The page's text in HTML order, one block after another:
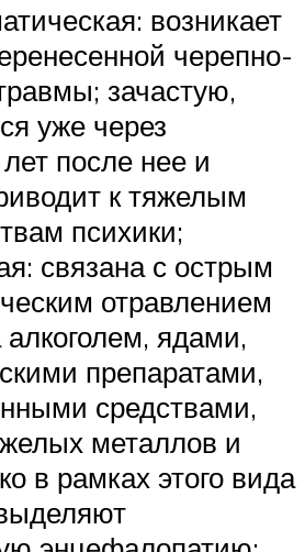
возникает
черепно-
зачастую,
уже через
после нее и
к тяжелым
психики;
связана с острым
отравлением
алкоголем, ядами,
препаратами,
средствами,
металлов и
в рамках этого вида